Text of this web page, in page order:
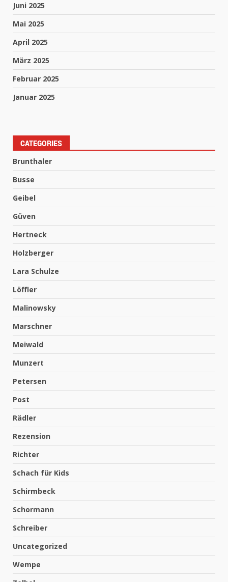
Juni 2025
Mai 2025
April 2025
März 2025
Februar 2025
Januar 2025
CATEGORIES
Brunthaler
Busse
Geibel
Güven
Hertneck
Holzberger
Lara Schulze
Löffler
Malinowsky
Marschner
Meiwald
Munzert
Petersen
Post
Rädler
Rezension
Richter
Schach für Kids
Schirmbeck
Schormann
Schreiber
Uncategorized
Wempe